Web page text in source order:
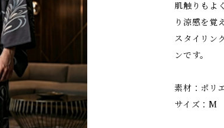
肌触りもよ
り涼感を覚
スタイリン
ンです。
素材：ポリ
サイズ：